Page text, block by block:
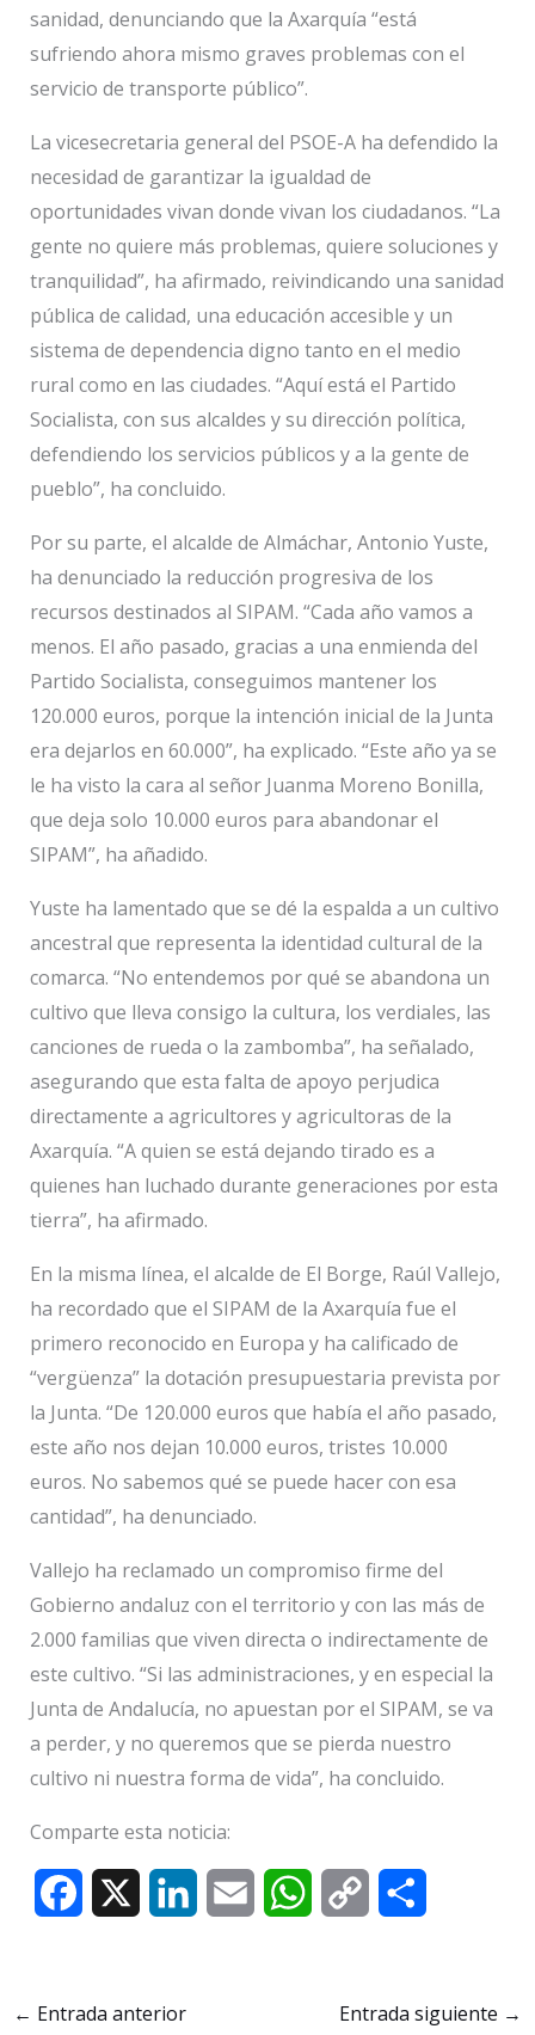
sanidad, denunciando que la Axarquía “está
sufriendo ahora mismo graves problemas con el
servicio de transporte público”.
La vicesecretaria general del PSOE-A ha defendido la
necesidad de garantizar la igualdad de
oportunidades vivan donde vivan los ciudadanos. “La
gente no quiere más problemas, quiere soluciones y
tranquilidad”, ha afirmado, reivindicando una sanidad
pública de calidad, una educación accesible y un
sistema de dependencia digno tanto en el medio
rural como en las ciudades. “Aquí está el Partido
Socialista, con sus alcaldes y su dirección política,
defendiendo los servicios públicos y a la gente de
pueblo”, ha concluido.
Por su parte, el alcalde de Almáchar, Antonio Yuste,
ha denunciado la reducción progresiva de los
recursos destinados al SIPAM. “Cada año vamos a
menos. El año pasado, gracias a una enmienda del
Partido Socialista, conseguimos mantener los
120.000 euros, porque la intención inicial de la Junta
era dejarlos en 60.000”, ha explicado. “Este año ya se
le ha visto la cara al señor Juanma Moreno Bonilla,
que deja solo 10.000 euros para abandonar el
SIPAM”, ha añadido.
Yuste ha lamentado que se dé la espalda a un cultivo
ancestral que representa la identidad cultural de la
comarca. “No entendemos por qué se abandona un
cultivo que lleva consigo la cultura, los verdiales, las
canciones de rueda o la zambomba”, ha señalado,
asegurando que esta falta de apoyo perjudica
directamente a agricultores y agricultoras de la
Axarquía. “A quien se está dejando tirado es a
quienes han luchado durante generaciones por esta
tierra”, ha afirmado.
En la misma línea, el alcalde de El Borge, Raúl Vallejo,
ha recordado que el SIPAM de la Axarquía fue el
primero reconocido en Europa y ha calificado de
“vergüenza” la dotación presupuestaria prevista por
la Junta. “De 120.000 euros que había el año pasado,
este año nos dejan 10.000 euros, tristes 10.000
euros. No sabemos qué se puede hacer con esa
cantidad”, ha denunciado.
Vallejo ha reclamado un compromiso firme del
Gobierno andaluz con el territorio y con las más de
2.000 familias que viven directa o indirectamente de
este cultivo. “Si las administraciones, y en especial la
Junta de Andalucía, no apuestan por el SIPAM, se va
a perder, y no queremos que se pierda nuestro
cultivo ni nuestra forma de vida”, ha concluido.
Comparte esta noticia:
W
← Entrada anterior Entrada siguiente →